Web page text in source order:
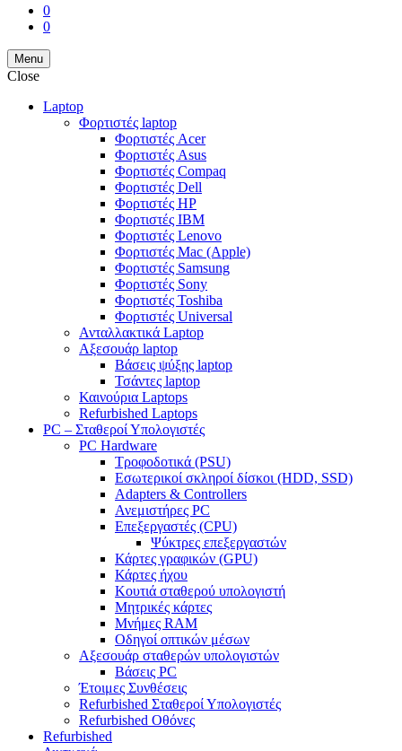
0
0
Menu
Close
Laptop
Φορτιστές laptop
Φορτιστές Acer
Φορτιστές Asus
Φορτιστές Compaq
Φορτιστές Dell
Φορτιστές HP
Φορτιστές IBM
Φορτιστές Lenovo
Φορτιστές Mac (Apple)
Φορτιστές Samsung
Φορτιστές Sony
Φορτιστές Toshiba
Φορτιστές Universal
Ανταλλακτικά Laptop
Αξεσουάρ laptop
Βάσεις ψύξης laptop
Τσάντες laptop
Καινούρια Laptops
Refurbished Laptops
PC – Σταθεροί Υπολογιστές
PC Hardware
Τροφοδοτικά (PSU)
Εσωτερικοί σκληροί δίσκοι (HDD, SSD)
Adapters & Controllers
Ανεμιστήρες PC
Επεξεργαστές (CPU)
Ψύκτρες επεξεργαστών
Κάρτες γραφικών (GPU)
Κάρτες ήχου
Κουτιά σταθερού υπολογιστή
Μητρικές κάρτες
Μνήμες RAM
Οδηγοί οπτικών μέσων
Αξεσουάρ σταθερών υπολογιστών
Βάσεις PC
Έτοιμες Συνθέσεις
Refurbished Σταθεροί Υπολογιστές
Refurbished Οθόνες
Refurbished